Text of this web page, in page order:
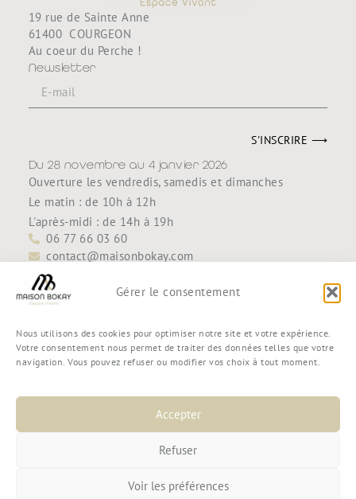
Gérer le consentement
Nous utilisons des cookies pour optimiser notre site et votre expérience.
Votre consentement nous permet de traiter des données telles que votre
navigation. Vous pouvez refuser ou modifier vos choix à tout moment.
Accepter
Refuser
Voir les préférences
19 rue de Sainte Anne
61400 COURGEON
Au coeur du Perche !
Newsletter
S'INSCRIRE ⟶
Du 28 novembre au 4 janvier 2026
Ouverture les vendredis, samedis et dimanches
Le matin : de 10h à 12h
L'après-midi : de 14h à 19h
06 77 66 03 60
contact@maisonbokay.com
Découvrir
Accueil
Maison Bokay
Contact
Boutique
Mon compte
Conditions générales de vente